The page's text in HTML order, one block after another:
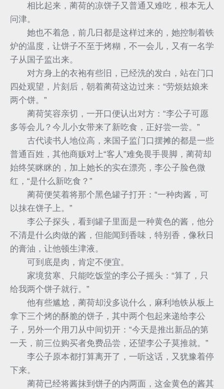
相比起来，蔺荷的凉饼子又普通又难吃，根本无人
问津。
她也不着急，前几日都是这样过来的，她控制着铁
炉的温度，让饼子不至于烤糊，不一会儿，又有一名学
子从国子监出来。
对方身上的衣袍有些旧，已经洗的发白，站在门口
四处观望，片刻后，朝着蔺荷这边过来：“劳烦姑娘来
两个饼。”
蔺荷笑容亲切，一开口便认出对方：“李公子可愿
多等会儿？今儿小女带来了新吃食，正好尝一尝。”
古代读书人地位高，来国子监门口摆摊的都是一些
普通百姓，其他商贩对上“客人”难免畏手畏脚，蔺荷却
始终笑眯眯的，加上她长的实在漂亮，李公子脸色微
红，“是什么新吃食？”
蔺荷便笑着将那个黑色罐子打开：“一种肉酱，可
以抹在饼子上。”
李公子探头，看到罐子里面是一种黄色的酱，他分
不清是什么肉做的酱，但能闻到香味，特别香，像秋日
的膏油，让他顿生津液。
可到底是肉，肯定不便宜。
家境贫寒、只能吃饭堂的李公子摇头：“算了，只
给我两个饼子就行。”
他有些尴尬，蔺荷却没多说什么，麻利地铁从板上
拿下三个烤的酥脆的饼子，其中两个包起来递给李公
子，另外一个用刀从中间切开：“今天是推出新品的第
一天，前三位购买者免费品尝，还望李公子莫推就。”
李公子原本都打算离开了，一听这话，又犹豫着停
下来。
蔺荷已经将酱抹到饼子的内两面，这金黄色的酱其